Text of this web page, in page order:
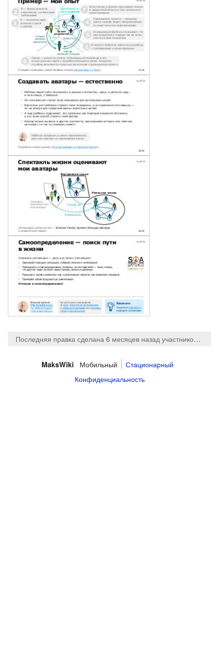
Последняя правка сделана 6 месяцев назад участником
MaksWiki Мобильный
Стационарный
Конфиденциальность